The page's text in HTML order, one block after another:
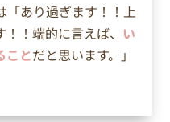
「あり過ぎます！！上
！端的に言えば、 い
ことだと思います。」